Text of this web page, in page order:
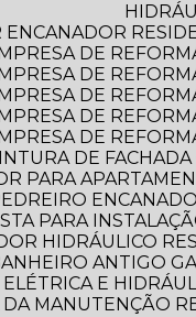
ENCANADOR
DE
DE
DE
DE
DE
DE
PARA
PARA
HIDRÁULICO
ANTIGO
E
DA MANUTENÇÃO